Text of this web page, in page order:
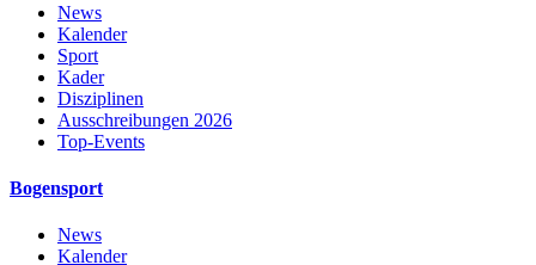
News
Kalender
Sport
Kader
Disziplinen
Ausschreibungen 2026
Top-Events
Bogensport
News
Kalender